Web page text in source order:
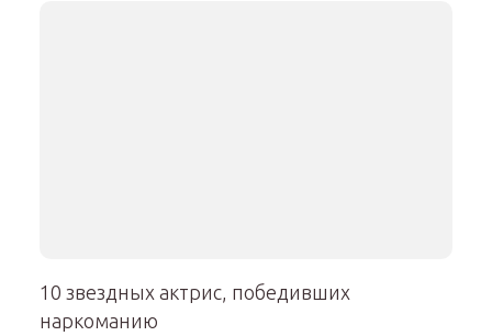
10 звездных актрис, победивших
наркоманию